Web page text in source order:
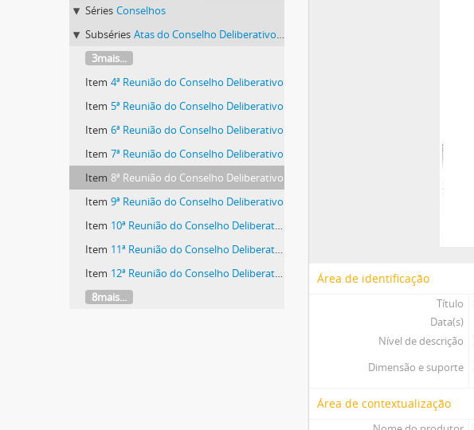
Séries Conselhos
Subséries Atas do Conselho Deliberativo (1982-1992)
3mais...
Item 4ª Reunião do Conselho Deliberativo
Item 5ª Reunião do Conselho Deliberativo
Item 6ª Reunião do Conselho Deliberativo
Item 7ª Reunião do Conselho Deliberativo
Item 8ª Reunião do Conselho Deliberativo
Item 9ª Reunião do Conselho Deliberativo
Item 10ª Reunião do Conselho Deliberativo
Item 11ª Reunião do Conselho Deliberativo
Item 12ª Reunião do Conselho Deliberativo
8mais...
Área de identificação
Título
Data(s)
Nível de descrição
Dimensão e suporte
Área de contextualização